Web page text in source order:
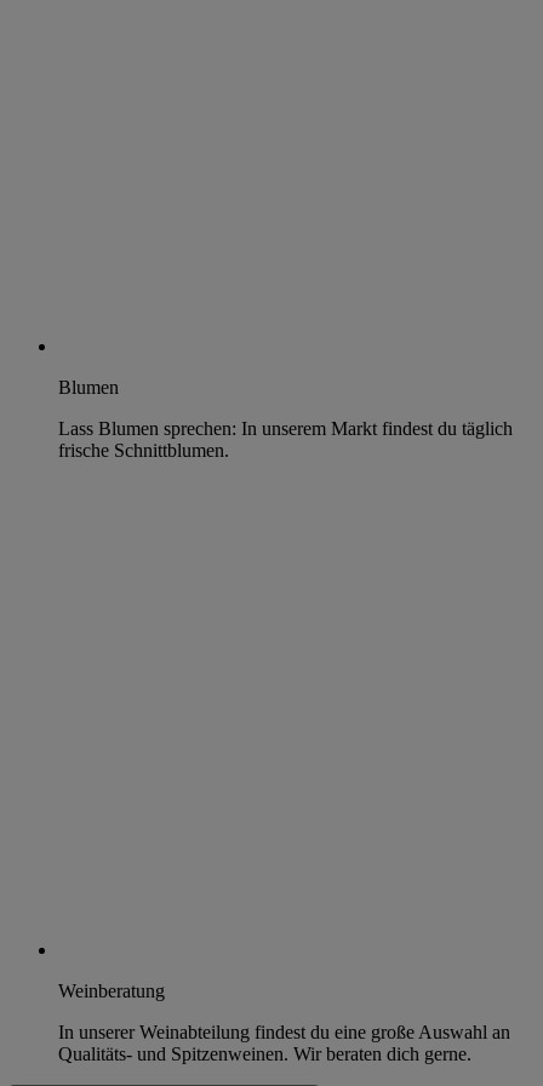
Blumen
Lass Blumen sprechen: In unserem Markt findest du täglich
frische Schnittblumen.
Weinberatung
In unserer Weinabteilung findest du eine große Auswahl an
Qualitäts- und Spitzenweinen. Wir beraten dich gerne.